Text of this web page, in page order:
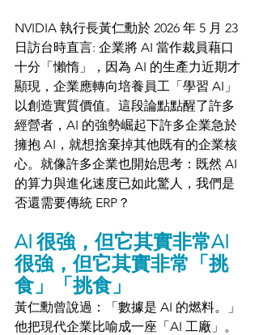
NVIDIA 執行長黃仁勳於 2026 年 5 月 23
日訪台時直言: 企業將 AI 當作裁員藉口
十分「懶惰」，因為 AI 的生產力近期才
顯現，企業應轉向培養員工「學習 AI」
以創造實質價值。這段論點點醒了許多
經營者，AI 的強勢崛起下許多企業急於
擁抱 AI，就想捨棄掉其他既有的企業核
心。就像許多企業也開始思考：既然 AI
的算力與進化速度已如此驚人，我們是
否還需要傳統 ERP？
AI 很強，但它其實非常AI
很強，但它其實非常「挑
食」 「挑食」
黃仁勳曾說過：「數據是 AI 的燃料。」
他把現代企業比喻成一座「AI 工廠」。